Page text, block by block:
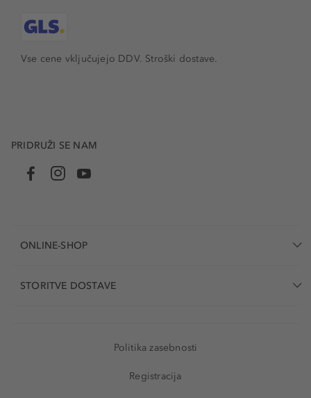
Vse cene vključujejo DDV. Stroški dostave.
PRIDRUŽI SE NAM
ONLINE-SHOP
STORITVE DOSTAVE
Politika zasebnosti
Registracija